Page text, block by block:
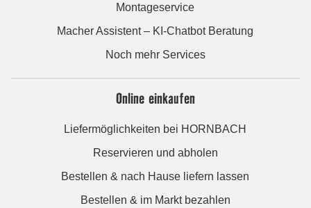
Montageservice
Macher Assistent – KI-Chatbot Beratung
Noch mehr Services
Online einkaufen
Liefermöglichkeiten bei HORNBACH
Reservieren und abholen
Bestellen & nach Hause liefern lassen
Bestellen & im Markt bezahlen